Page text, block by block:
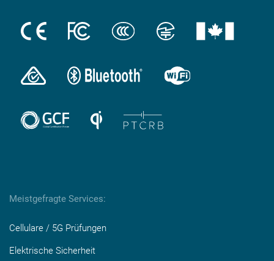
Meistgefragte Services:
Cellulare / 5G Prüfungen
Elektrische Sicherheit